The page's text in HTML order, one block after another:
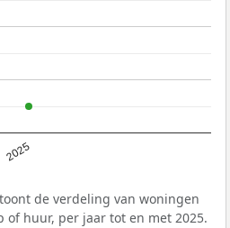
2025
de verdeling van woningen
of huur, per jaar tot en met 2025.